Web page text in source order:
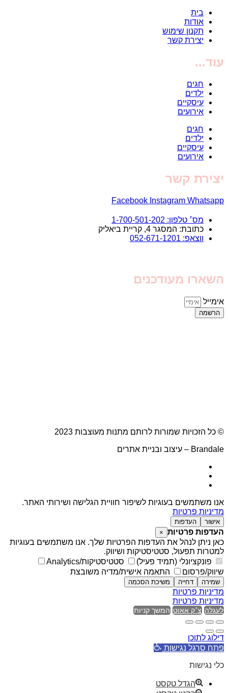
בית
אודות
תקנון שימוש
יצירת קשר
עוד...
חגים
ילדים
עיסקיים
אירועים
חגים
ילדים
עיסקיים
אירועים
יצירת קשר
Facebook Instagram Whatsapp
מס׳ טלפון: 1-700-501-202
כתובת: המסגר 4, קריית ביאליק
ווצאפ: 052-671-1201
השארו מעודכנים
אימייל
הרשמה
© כל הזכויות שמורות לרותם מתנות מעוצבות 2023
Brandale – עיצוב ובניית אתרים
אנו משתמשים בעוגיות לשיפור חוויית הגלישה ושירותי האתר.
מדיניות פרטיות
אישור העדפות
העדפות פרטיות ×
כאן ניתן לנהל את העדפות הפרטיות שלך. אנו משתמשים בעוגיות
למטרות תפעול, סטטיסטיקות ושיווק.
פונקציונלי (תמיד פעיל)
סטטיסטיקות/Analytics
שיווק/פרסום
התאמה אישית/מדיה משובצת
שמירה דחייה משיכת הסכמה
מדיניות פרטיות
מדיניות פרטיות
לעגלה צ׳ק אאוט המשך קניות
דילוג לתוכן
פתח סרגל נגישות
כלי נגישות
הגדל טקסט